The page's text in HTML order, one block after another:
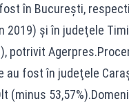
în Bucureşti,
şi în judeţele
potrivit
au fost în judeţele
(minus